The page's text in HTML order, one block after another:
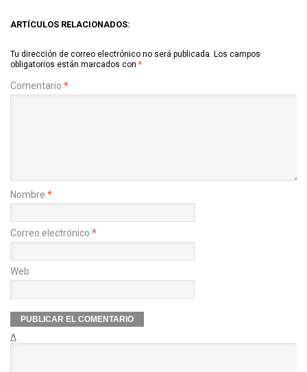
ARTÍCULOS RELACIONADOS:
Tu dirección de correo electrónico no será publicada. Los campos
obligatorios están marcados con *
Comentario *
Nombre *
Correo electrónico *
Web
Δ